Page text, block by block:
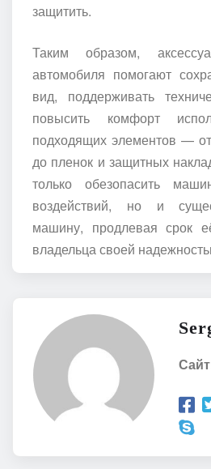
защитить.
Таким образом,
автомобиля помогают
вид, поддерживать
повысить комфорт
подходящих элементов —
до пленок и защитных
только обезопасить
воздействий, но и
машину, продлевая срок
владельца своей